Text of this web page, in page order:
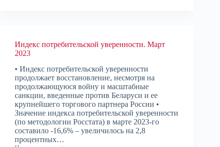
Индекс потребительской уверенности. Март
2023
• Индекс потребительской уверенности
продолжает восстановление, несмотря на
продолжающуюся войну и масштабные
санкции, введенные против Беларуси и ее
крупнейшего торгового партнера России •
Значение индекса потребительской уверенности
(по методологии Росстата) в марте 2023-го
составило -16,6% – увеличилось на 2,8
процентных…